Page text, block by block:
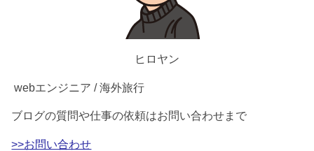
ヒロヤン
webエンジニア / 海外旅行
ブログの質問や仕事の依頼はお問い合わせまで
>>お問い合わせ